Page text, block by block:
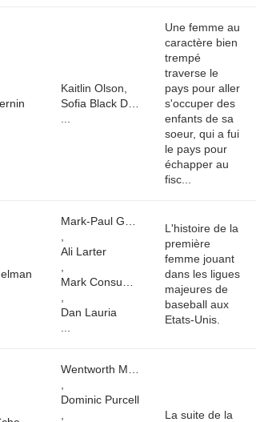
Kaitlin Olson,
Une femme au
caractère bien
trempé
traverse le
pays pour aller
s'occuper des
enfants de sa
soeur, qui a fui
le pays pour
échapper au
fisc...
Ali Larter
Dan Lauria
L'histoire de la
première
femme jouant
dans les ligues
majeures de
baseball aux
Etats-Unis.
Dominic Purcell
La suite de la